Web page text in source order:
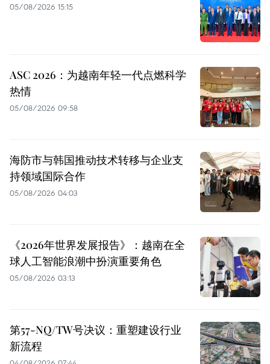
05/08/2026 15:15
ASC 2026：为越南年轻一代点燃科学
热情
05/08/2026 09:58
海防市与韩国推动技术转移与企业支
持领域国际合作
05/08/2026 04:03
《2026年世界发展报告》：越南在全
球人工智能浪潮中扮演重要角色
05/08/2026 03:13
第57-NQ/TW号决议：重塑建设行业
新流程